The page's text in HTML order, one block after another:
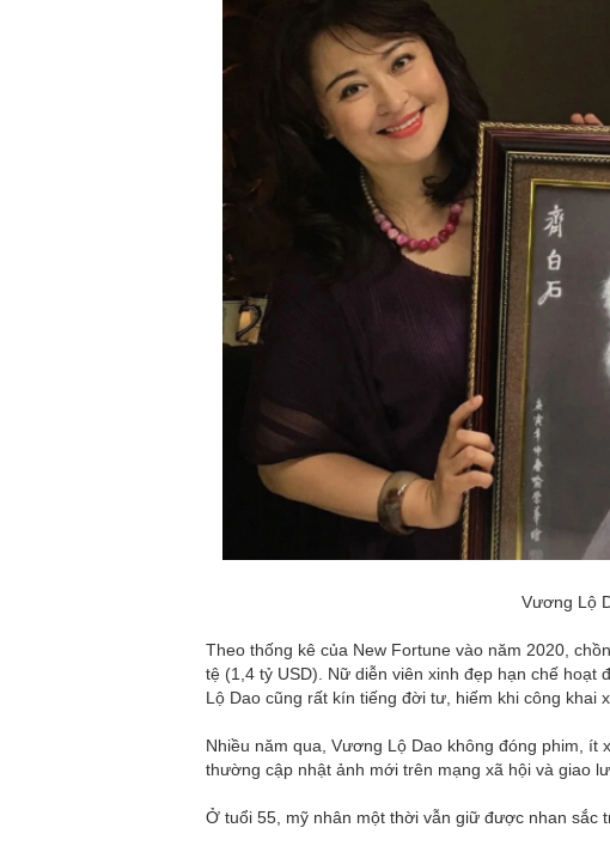
Vương Lộ
Theo thống kê của New Fortune vào năm 2020,
tệ (1,4 tỷ USD). Nữ diễn viên xinh đẹp hạn chế
Lộ Dao cũng rất kín tiếng đời tư, hiếm khi công khai
Nhiều năm qua, Vương Lộ Dao không đóng phim,
thường cập nhật ảnh mới trên mạng xã hội và giao
Ở tuổi 55, mỹ nhân một thời vẫn giữ được nhan sắc